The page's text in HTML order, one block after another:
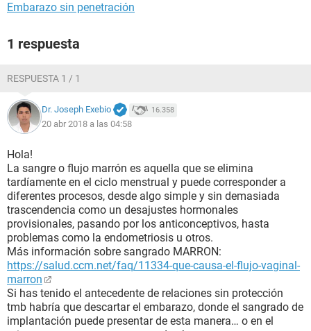
Embarazo sin penetración
1 respuesta
RESPUESTA 1 / 1
Dr. Joseph Exebio 16.358
20 abr 2018 a las 04:58
Hola!
La sangre o flujo marrón es aquella que se elimina
tardíamente en el ciclo menstrual y puede corresponder a
diferentes procesos, desde algo simple y sin demasiada
trascendencia como un desajustes hormonales
provisionales, pasando por los anticonceptivos, hasta
problemas como la endometriosis u otros.
Más información sobre sangrado MARRON:
https://salud.ccm.net/faq/11334-que-causa-el-flujo-vaginal-
marron
Si has tenido el antecedente de relaciones sin protección
tmb habría que descartar el embarazo, donde el sangrado de
implantación puede presentar de esta manera… o en el